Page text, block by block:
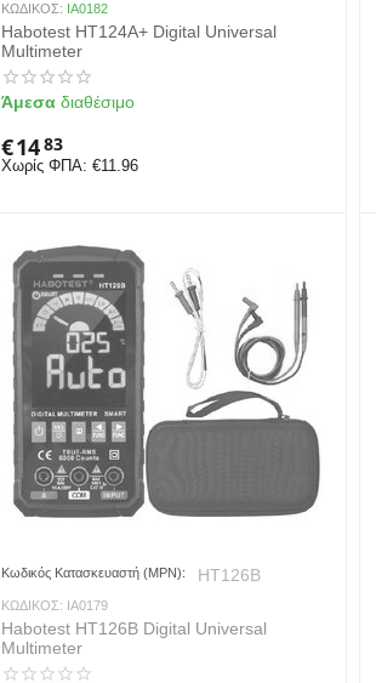
ΚΩΔΙΚΟΣ: IA0182
Habotest HT124A+ Digital Universal
Multimeter
Άμεσα διαθέσιμο
€1483
Χωρίς ΦΠΑ: €11.96
Κωδικός Κατασκευαστή (MPN): HT126B
ΚΩΔΙΚΟΣ: IA0179
Habotest HT126B Digital Universal
Multimeter